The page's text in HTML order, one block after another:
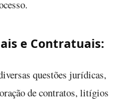
e Contratuais:
questões jurídicas,
de contratos, litígios